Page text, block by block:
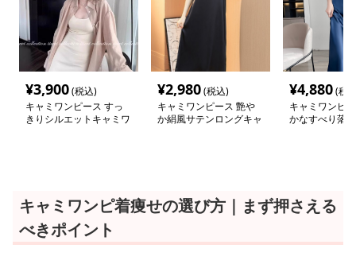
¥3,900(税込)
キャミワンピース すっ
きりシルエットキャミワ
¥2,980(税込)
キャミワンピース 艶や
か絹風サテンロングキャ
¥4,880(税
キャミワンピ
かなすべり落
キャミワンピ着痩せの選び方｜まず押さえる
べきポイント